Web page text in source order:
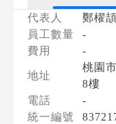
代表人
鄭櫂頡
員工數量
-
費用
-
地址
桃園
8樓
電話
-
統一編號